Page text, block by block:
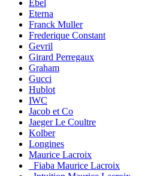
Ebel
Eterna
Franck Muller
Frederique Constant
Gevril
Girard Perregaux
Graham
Gucci
Hublot
IWC
Jacob et Co
Jaeger Le Coultre
Kolber
Longines
Maurice Lacroix
Fiaba Maurice Lacroix